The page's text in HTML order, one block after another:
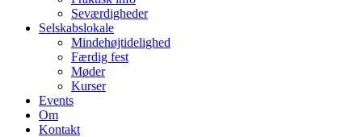
Seværdigheder
Selskabslokale
Mindehøjtidelighed
Færdig fest
Møder
Kurser
Events
Om
Kontakt